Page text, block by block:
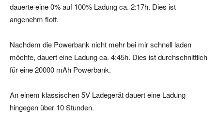
dauerte eine 0% auf 100% Ladung ca. 2:17h. Dies ist
angenehm flott.
Nachdem die Powerbank nicht mehr bei mir schnell laden
möchte, dauert eine Ladung ca. 4:45h. Dies ist durchschnittlich
für eine 20000 mAh Powerbank.
An einem klassischen 5V Ladegerät dauert eine Ladung
hingegen über 10 Stunden.